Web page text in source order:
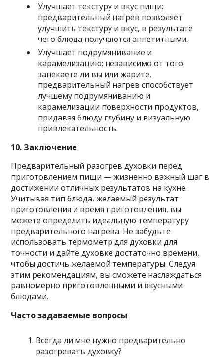
Улучшает текстуру и вкус пищи:
предварительный нагрев позволяет
улучшить текстуру и вкус, в результате
чего блюда получаются аппетитными.
Улучшает подрумянивание и
карамелизацию: независимо от того,
запекаете ли вы или жарите,
предварительный нагрев способствует
лучшему подрумяниванию и
карамелизации поверхности продуктов,
придавая блюду глубину и визуальную
привлекательность.
10. Заключение
Предварительный разогрев духовки перед
приготовлением пищи — жизненно важный шаг в
достижении отличных результатов на кухне.
Учитывая тип блюда, желаемый результат
приготовления и время приготовления, вы
можете определить идеальную температуру
предварительного нагрева. Не забудьте
использовать термометр для духовки для
точности и дайте духовке достаточно времени,
чтобы достичь желаемой температуры. Следуя
этим рекомендациям, вы сможете наслаждаться
равномерно приготовленными и вкусными
блюдами.
Часто задаваемые вопросы
Всегда ли мне нужно предварительно
разогревать духовку?